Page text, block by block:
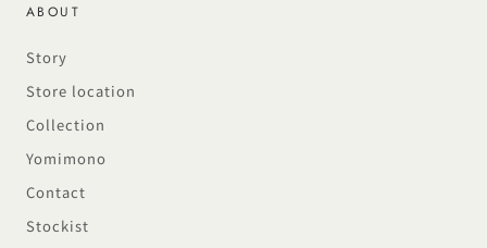
ABOUT
Story
Store location
Collection
Yomimono
Contact
Stockist